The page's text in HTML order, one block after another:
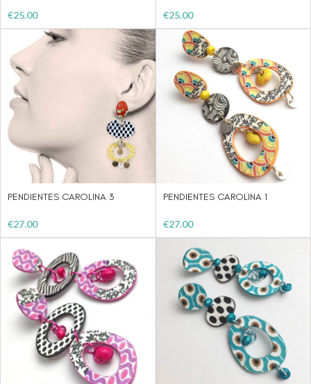
€25.00 €25.00
PENDIENTES CAROLINA 3
€27.00
PENDIENTES CAROLINA 1
€27.00